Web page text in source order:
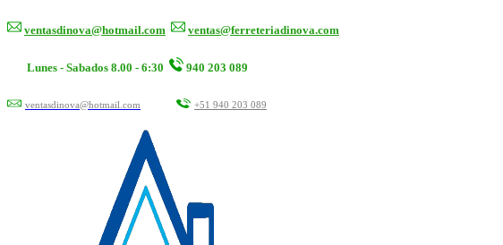
ventasdinova@hotmail.com ventas@ferreteriadinova.com
Lunes - Sabados 8.00 - 6:30 940 203 089
ventasdinova@hotmail.com +51 940 203 089